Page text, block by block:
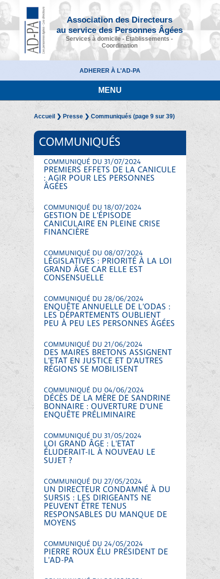
Association des Directeurs
au service des Personnes Âgées
Services à domicile - Établissements -
Coordination
ADHERER À L'AD-PA
MENU
Accueil ❯ Presse❯ Communiqués (page 9 sur 39)
COMMUNIQUÉS
COMMUNIQUÉ DU 31/07/2024
PREMIERS EFFETS DE LA CANICULE
: AGIR POUR LES PERSONNES
ÂGÉES
COMMUNIQUÉ DU 18/07/2024
GESTION DE L'ÉPISODE
CANICULAIRE EN PLEINE CRISE
FINANCIÈRE
COMMUNIQUÉ DU 08/07/2024
LÉGISLATIVES : PRIORITÉ À LA LOI
GRAND ÂGE CAR ELLE EST
CONSENSUELLE
COMMUNIQUÉ DU 28/06/2024
ENQUÊTE ANNUELLE DE L'ODAS :
LES DÉPARTEMENTS OUBLIENT
PEU À PEU LES PERSONNES ÂGÉES
COMMUNIQUÉ DU 21/06/2024
DES MAIRES BRETONS ASSIGNENT
L'ETAT EN JUSTICE ET D'AUTRES
RÉGIONS SE MOBILISENT
COMMUNIQUÉ DU 04/06/2024
DÉCÈS DE LA MÈRE DE SANDRINE
BONNAIRE : OUVERTURE D'UNE
ENQUÊTE PRÉLIMINAIRE
COMMUNIQUÉ DU 31/05/2024
LOI GRAND ÂGE : L'ETAT
ÉLUDERAIT-IL À NOUVEAU LE
SUJET ?
COMMUNIQUÉ DU 27/05/2024
UN DIRECTEUR CONDAMNÉ À DU
SURSIS : LES DIRIGEANTS NE
PEUVENT ÊTRE TENUS
RESPONSABLES DU MANQUE DE
MOYENS
COMMUNIQUÉ DU 24/05/2024
PIERRE ROUX ÉLU PRÉSIDENT DE
L'AD-PA